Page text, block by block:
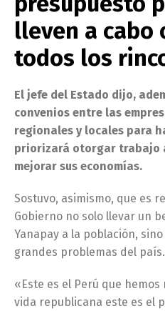
lleven a cabo
todos los
El jefe del Estado dijo,
convenios entre las
regionales y locales para
priorizará otorgar trabajo
mejorar sus economías.
Sostuvo, asimismo, que es
Gobierno no solo llevar un
Yanapay a la población,
grandes problemas del país.
«Este es el Perú que
vida republicana este es el